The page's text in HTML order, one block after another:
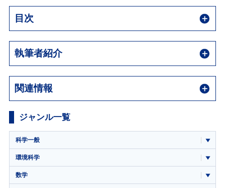
目次
執筆者紹介
関連情報
ジャンル一覧
科学一般
環境科学
数学